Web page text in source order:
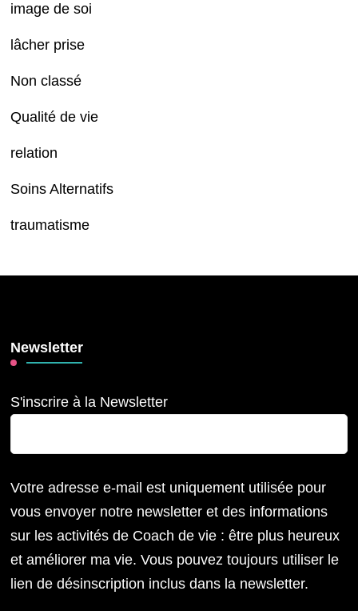
image de soi
lâcher prise
Non classé
Qualité de vie
relation
Soins Alternatifs
traumatisme
Newsletter
S'inscrire à la Newsletter
Votre adresse e-mail est uniquement utilisée pour
vous envoyer notre newsletter et des informations
sur les activités de Coach de vie : être plus heureux
et améliorer ma vie. Vous pouvez toujours utiliser le
lien de désinscription inclus dans la newsletter.